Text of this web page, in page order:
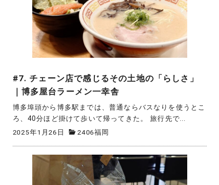
#7. チェーン店で感じるその土地の「らしさ」
｜博多屋台ラーメン一幸舎
博多埠頭から博多駅までは、普通ならバスなりを使うとこ
ろ、40分ほど掛けて歩いて帰ってきた。 旅行先で...
2025年1月26日 2406福岡